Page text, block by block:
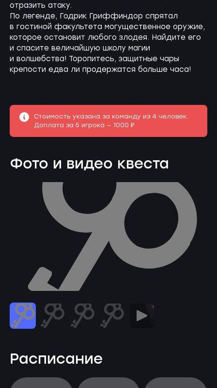
отразить атаку.
По легенде, Годрик Гриффиндор спрятал
в гостиной факультета могущественное оружие,
которое остановит любого злодея. Найдите его
и спасите величайшую школу магии
и волшебства! Торопитесь, защитные чары
крепости едва ли продержатся больше часа!
Стоимость указана за команду из 4 человек.
Доплата за 5 игрока — 1000 ₽
Фото и видео квеста
Расписание